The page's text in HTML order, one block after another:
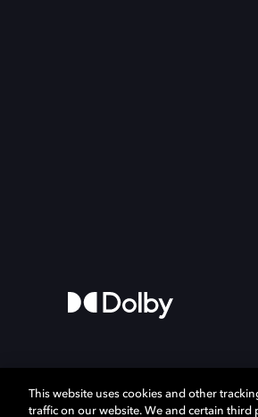
This website uses cookies and other
traffic on our website. We and certain